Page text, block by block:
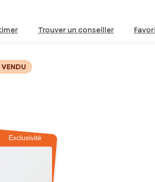
Trouver un conseiller
VENDU
Exclusivité